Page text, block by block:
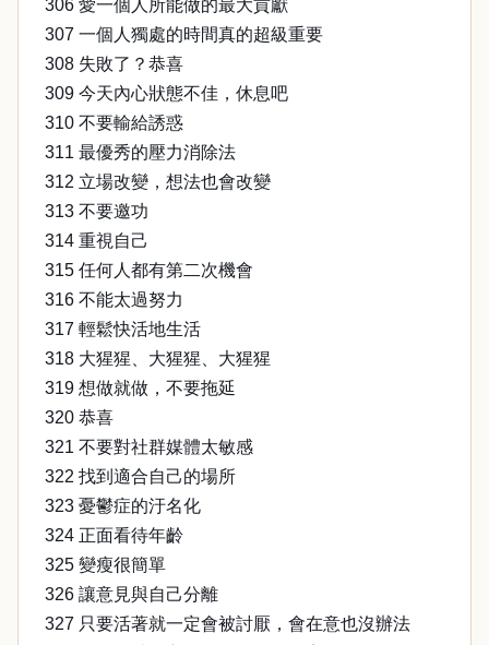
306 愛一個人所能做的最大貢獻
307 一個人獨處的時間真的超級重要
308 失敗了？恭喜
309 今天內心狀態不佳，休息吧
310 不要輸給誘惑
311 最優秀的壓力消除法
312 立場改變，想法也會改變
313 不要邀功
314 重視自己
315 任何人都有第二次機會
316 不能太過努力
317 輕鬆快活地生活
318 大猩猩、大猩猩、大猩猩
319 想做就做，不要拖延
320 恭喜
321 不要對社群媒體太敏感
322 找到適合自己的場所
323 憂鬱症的汙名化
324 正面看待年齡
325 變瘦很簡單
326 讓意見與自己分離
327 只要活著就一定會被討厭，會在意也沒辦法